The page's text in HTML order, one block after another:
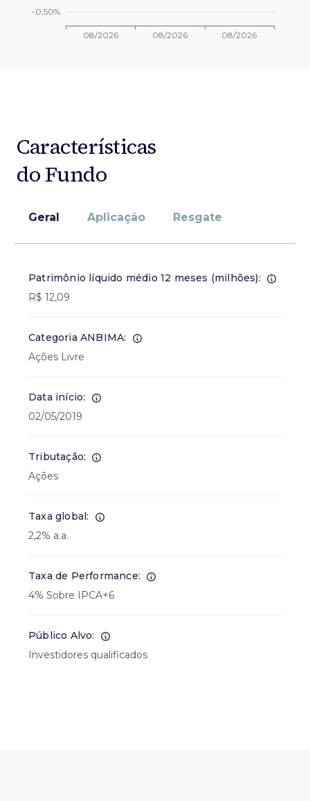
Características
do Fundo
Geral Aplicação Resgate
Patrimônio líquido médio 12 meses (milhões):
R$ 12,09
Categoria ANBIMA:
Ações Livre
Data início:
02/05/2019
Tributação:
Ações
Taxa global:
2,2% a.a.
Taxa de Performance:
4% Sobre IPCA+6
Público Alvo:
Investidores qualificados